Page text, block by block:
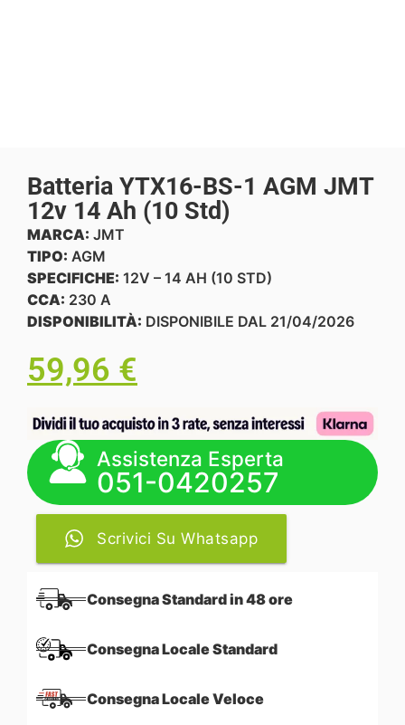
Batteria YTX16-BS-1 AGM JMT
12v 14 Ah (10 Std)
MARCA: JMT
TIPO: AGM
SPECIFICHE: 12V – 14 AH (10 STD)
CCA: 230 A
DISPONIBILITÀ: DISPONIBILE DAL 21/04/2026
59,96 €
Assistenza Esperta
051-0420257
Scrivici Su Whatsapp
Consegna Standard in 48 ore
Consegna Locale Standard
Consegna Locale Veloce